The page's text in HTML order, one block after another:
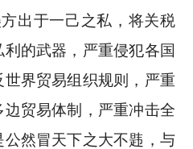
出于一己之私，将关税
的武器，严重侵犯各国
界贸易组织规则，严重
贸易体制，严重冲击全
然冒天下之大不韪，与